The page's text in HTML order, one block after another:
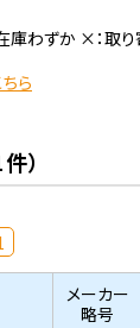
わずか ×：取り
ら
）
メーカー
略号